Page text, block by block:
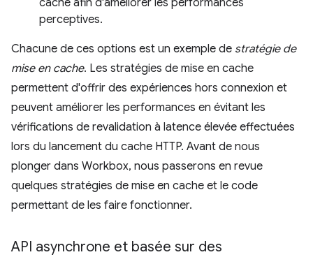
cache afin d'améliorer les performances
perceptives.
Chacune de ces options est un exemple de stratégie de
mise en cache. Les stratégies de mise en cache
permettent d'offrir des expériences hors connexion et
peuvent améliorer les performances en évitant les
vérifications de revalidation à latence élevée effectuées
lors du lancement du cache HTTP. Avant de nous
plonger dans Workbox, nous passerons en revue
quelques stratégies de mise en cache et le code
permettant de les faire fonctionner.
API asynchrone et basée sur des